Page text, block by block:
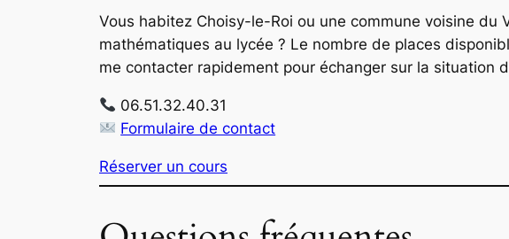
Vous habitez Choisy-le-Roi ou une commune voisine
mathématiques au lycée ? Le nombre de places
me contacter rapidement pour échanger sur la situation
06.51.32.40.31
Formulaire de contact
Réserver un cours